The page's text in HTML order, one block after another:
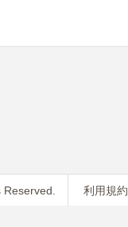
利用規約